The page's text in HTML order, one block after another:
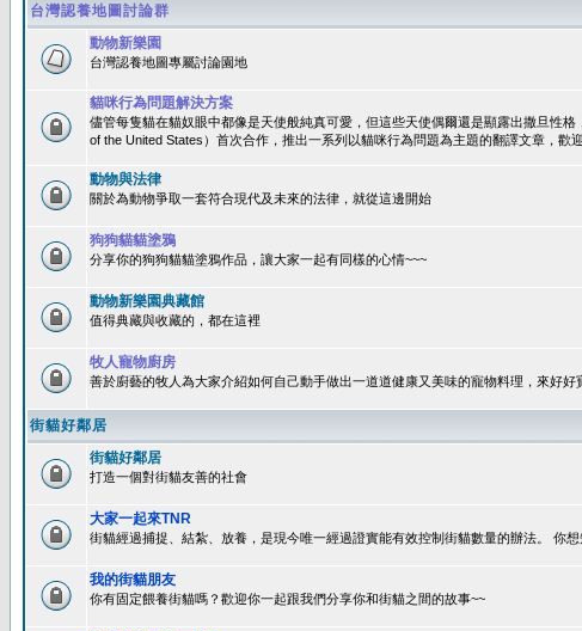
台灣認養地圖討論群
動物新樂園
台灣認養地圖專屬討論園地
貓咪行為問題解決方案
儘管每隻貓在貓奴眼中都像是天使般純真可愛，但這些天使偶爾還是顯露出撒旦性
of the United States）首次合作，推出一系列以貓咪行為問題為主題的翻譯文章，歡
動物與法律
關於為動物爭取一套符合現代及未來的法律，就從這邊開始
狗狗貓貓塗鴉
分享你的狗狗貓貓塗鴉作品，讓大家一起有同樣的心情~~~
動物新樂園典藏館
值得典藏與收藏的，都在這裡
牧人寵物廚房
善於廚藝的牧人為大家介紹如何自己動手做出一道道健康又美味的寵物料理，來好
街貓好鄰居
街貓好鄰居
打造一個對街貓友善的社會
大家一起來TNR
街貓經過捕捉、結紮、放養，是現今唯一經過證實能有效控制街貓數量的辦法。 你
我的街貓朋友
你有固定餵養街貓嗎？歡迎你一起跟我們分享你和街貓之間的故事~~